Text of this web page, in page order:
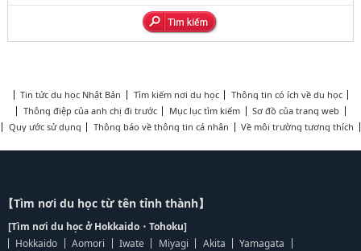
Tin tức du học Nhật Bản Tìm kiếm nơi du học
Thông tin có ích về du học
Thông điệp của anh chị đi trước
Mục lục tìm kiếm
Sơ đồ của trang web
Quy ước sử dụng
Thông báo về thông tin cá nhân Về môi trường tương thích
【Tìm nơi du học từ tên tỉnh thành】
[Tìm nơi du học ở Hokkaido・Tohoku]
Hokkaido
Aomori Iwate Miyagi Akita
Yamagata